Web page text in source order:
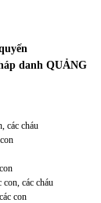
danh QUẢNG
các cháu
con, các cháu
con